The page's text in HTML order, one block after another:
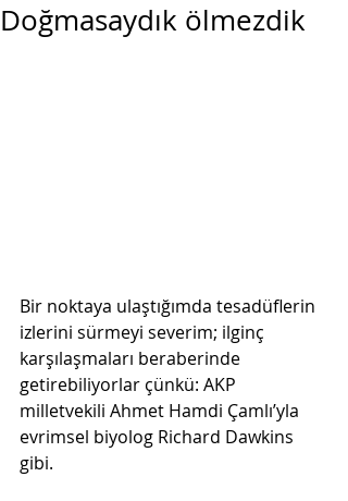
Doğmasaydık ölmezdik
Bir noktaya ulaştığımda tesadüflerin
izlerini sürmeyi severim; ilginç
karşılaşmaları beraberinde
getirebiliyorlar çünkü: AKP
milletvekili Ahmet Hamdi Çamlı’yla
evrimsel biyolog Richard Dawkins
gibi.